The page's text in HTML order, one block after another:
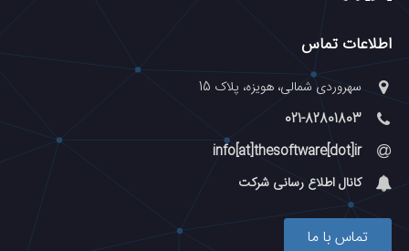
اطلاعات تماس
سهروردی شمالی، هویزه، پلاک 15
021-82801803
info[at]thesoftware[dot]ir
کانال اطلاع رسانی شرکت
تماس با ما